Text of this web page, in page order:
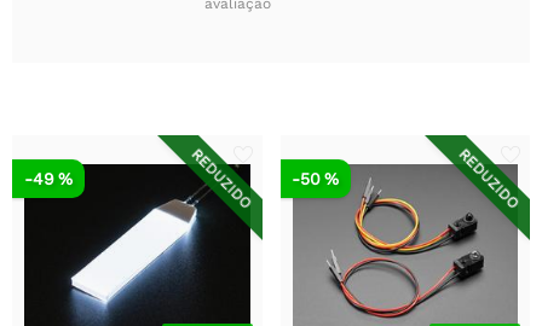
avaliação
REDUZIDO
-49 % REDUZIDO
-50 %